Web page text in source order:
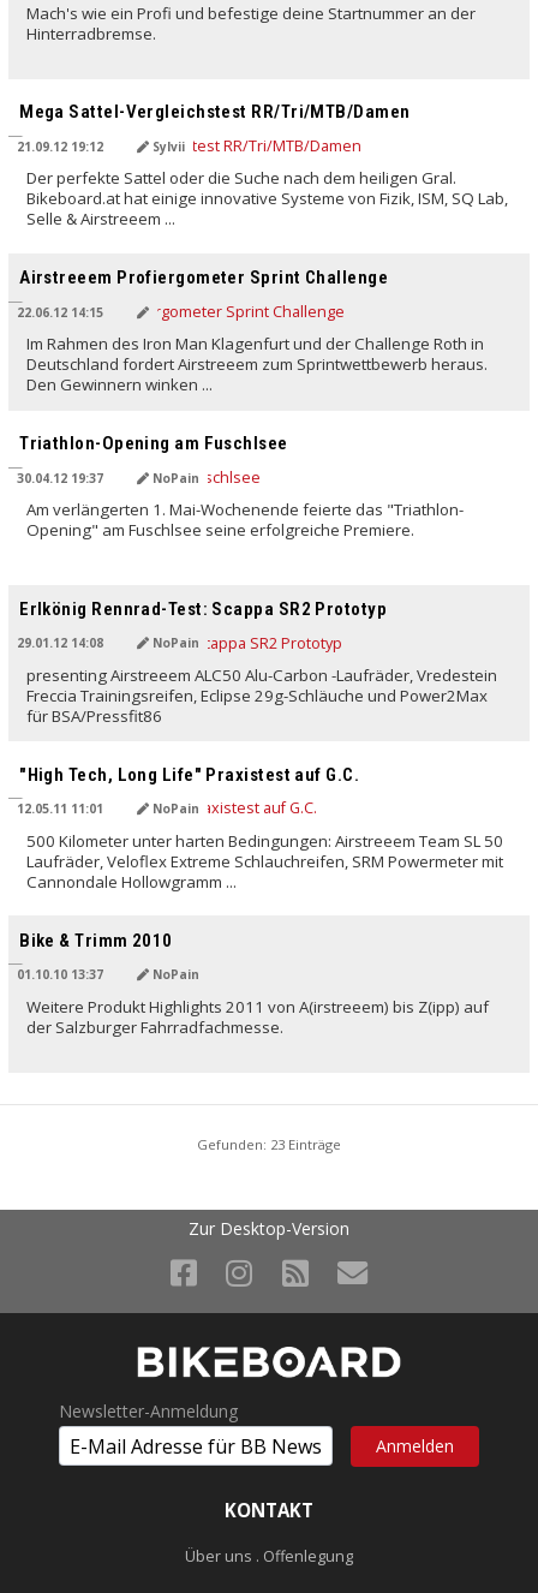
Mach's wie ein Profi und befestige deine Startnummer an der
Hinterradbremse.
Mega Sattel-Vergleichstest RR/Tri/MTB/Damen
21.09.12 19:12 Sylvii
Der perfekte Sattel oder die Suche nach dem heiligen Gral.
Bikeboard.at hat einige innovative Systeme von Fizik, ISM, SQ Lab,
Selle & Airstreeem ...
Airstreeem Profiergometer Sprint Challenge
22.06.12 14:15
Im Rahmen des Iron Man Klagenfurt und der Challenge Roth in
Deutschland fordert Airstreeem zum Sprintwettbewerb heraus.
Den Gewinnern winken ...
Triathlon-Opening am Fuschlsee
30.04.12 19:37 NoPain
Am verlängerten 1. Mai-Wochenende feierte das "Triathlon-
Opening" am Fuschlsee seine erfolgreiche Premiere.
Erlkönig Rennrad-Test: Scappa SR2 Prototyp
29.01.12 14:08 NoPain
presenting Airstreeem ALC50 Alu-Carbon -Laufräder, Vredestein
Freccia Trainingsreifen, Eclipse 29g-Schläuche und Power2Max
für BSA/Pressfit86
"High Tech, Long Life" Praxistest auf G.C.
12.05.11 11:01 NoPain
500 Kilometer unter harten Bedingungen: Airstreeem Team SL 50
Laufräder, Veloflex Extreme Schlauchreifen, SRM Powermeter mit
Cannondale Hollowgramm ...
Bike & Trimm 2010
01.10.10 13:37 NoPain
Weitere Produkt Highlights 2011 von A(irstreeem) bis Z(ipp) auf
der Salzburger Fahrradfachmesse.
Gefunden: 23 Einträge
Zur Desktop-Version
Newsletter-Anmeldung
KONTAKT
Über uns . Offenlegung